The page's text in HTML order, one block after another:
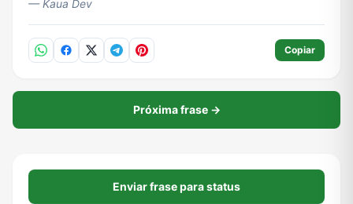
— Kaua Dev
Copiar
Próxima frase →
Enviar frase para status